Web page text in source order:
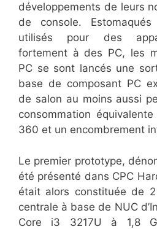
développements de leurs
de console.
utilisés pour des
fortement à des PC, les
PC se sont lancés une
base de composant PC
de salon au moins aussi
consommation
360 et un encombrement
Le premier prototype,
été présenté dans CPC
était alors constituée de
centrale à base de NUC
Core i3 3217U à 1,8